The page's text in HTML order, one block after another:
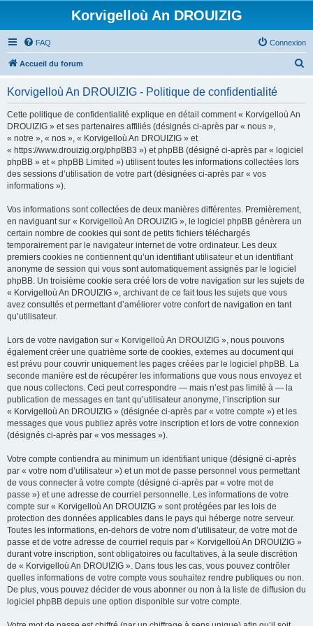
Korvigelloù An DROUIZIG
FAQ Connexion
Accueil du forum
Korvigelloù An DROUIZIG - Politique de confidentialité
Cette politique de confidentialité explique en détail comment « Korvigelloù An
DROUIZIG » et ses partenaires affiliés (désignés ci-après par « nous »,
« notre », « nos », « Korvigelloù An DROUIZIG » et
« https://www.drouizig.org/phpBB3 ») et phpBB (désigné ci-après par « logiciel
phpBB » et « phpBB Limited ») utilisent toutes les informations collectées lors
des sessions d’utilisation de votre part (désignées ci-après par « vos
informations »).
Vos informations sont collectées de deux manières différentes. Premièrement,
en naviguant sur « Korvigelloù An DROUIZIG », le logiciel phpBB génèrera un
certain nombre de cookies qui sont de petits fichiers téléchargés
temporairement par le navigateur internet de votre ordinateur. Les deux
premiers cookies ne contiennent qu’un identifiant utilisateur et un identifiant
anonyme de session qui vous sont automatiquement assignés par le logiciel
phpBB. Un troisième cookie sera créé lors de votre navigation sur les sujets de
« Korvigelloù An DROUIZIG », archivant de ce fait tous les sujets que vous
avez consultés et permettant d’améliorer votre confort de navigation en tant
qu’utilisateur.
Lors de votre navigation sur « Korvigelloù An DROUIZIG », nous pouvons
également créer une quatrième sorte de cookies, externes au document qui
est prévu pour couvrir uniquement les pages créées par le logiciel phpBB. La
seconde manière est de récupérer les informations que vous nous envoyez et
que nous collectons. Ceci peut correspondre — mais n’est pas limité à — la
publication de messages en tant qu’utilisateur anonyme, l’inscription sur
« Korvigelloù An DROUIZIG » (désignée ci-après par « votre compte ») et les
messages que vous publiez après votre inscription et lors de votre connexion
(désignés ci-après par « vos messages »).
Votre compte contiendra au minimum un identifiant unique (désigné ci-après
par « votre nom d’utilisateur ») et un mot de passe personnel vous permettant
de vous connecter à votre compte (désigné ci-après par « votre mot de
passe ») et une adresse de courriel personnelle. Les informations de votre
compte sur « Korvigelloù An DROUIZIG » sont protégées par les lois de
protection des données applicables dans le pays qui héberge notre serveur.
Toutes les informations, en-dehors de votre nom d’utilisateur, de votre mot de
passe et de votre adresse de courriel requis par « Korvigelloù An DROUIZIG »
durant votre inscription, sont obligatoires ou facultatives, à la seule discrétion
de « Korvigelloù An DROUIZIG ». Dans tous les cas, vous pouvez contrôler
quelles informations de votre compte vous souhaitez rendre publiques ou non.
De plus, vous pouvez décider de vous abonner ou non à la liste de diffusion du
logiciel phpBB depuis une option disponible sur votre compte.